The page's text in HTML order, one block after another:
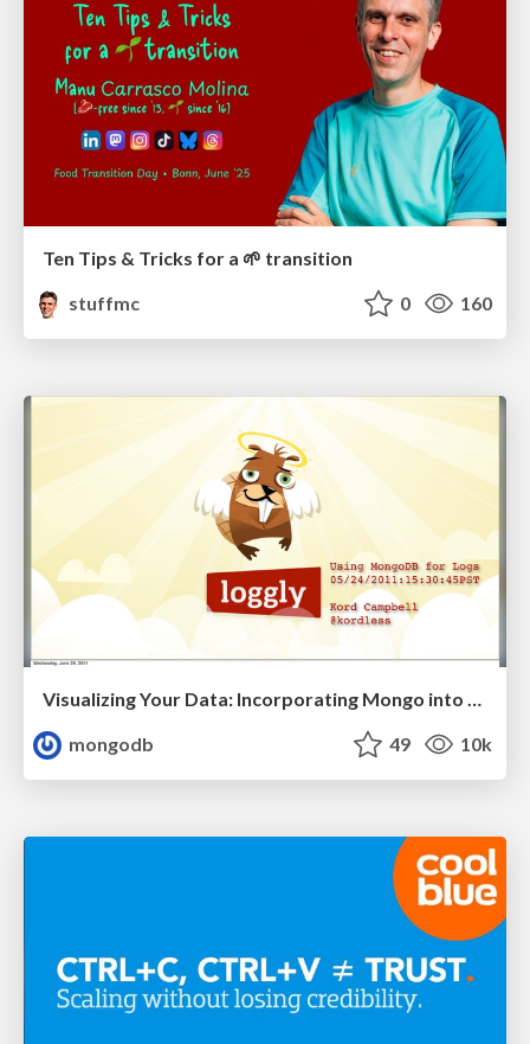
Ten Tips & Tricks for a 🌱 transition
stuffmc
0 160
Visualizing Your Data: Incorporating Mongo into Loggly Infrastructure
mongodb
49 10k